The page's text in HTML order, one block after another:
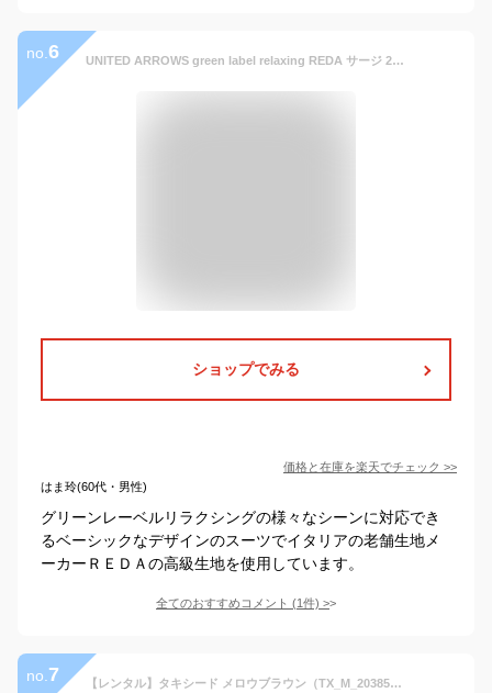
no. 6 UNITED ARROWS green label relaxing REDA サージ 2B RV スーツジャケット ユナイテッドアローズ グリーンレーベルリラクシング スーツ・フォーマル スーツジャケット グレー ブラック ブラウン ネイビー【送料無料】
ショップでみる
価格と在庫を楽天でチェック >>
はま玲(60代・男性)
グリーンレーベルリラクシングの様々なシーンに対応でき
るベーシックなデザインのスーツでイタリアの老舗生地メ
ーカーＲＥＤＡの高級生地を使用しています。
全てのおすすめコメント (1件) >
no. 7 【レンタル】タキシード メロウブラウン（TX_M_20385） フォーマルタキシード 新郎 結婚式 ブライダル 演奏会 披露宴 礼服 正装ビジネス 授賞式 二次会 安心 おしゃれ パーティー 成人式 フォーマル 卒業式 入学式 貸衣装 往復 送料無料